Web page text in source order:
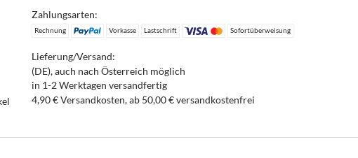
Zahlungsarten:
Rechnung Vorkasse Lastschrift Sofortüberweisung
Lieferung/Versand:
(DE), auch nach Österreich möglich
in 1-2 Werktagen versandfertig
4,90 € Versandkosten, ab 50,00 € versandkostenfrei